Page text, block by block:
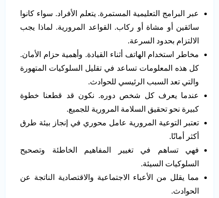
عبر البرامج التعليمية المستمرة. يتعلم الأفراد. سواء كانوا
سائقين أو مشاة أو ركاب. القواعد المرورية. لماذا يجب
الالتزام بحدود السرعة.
مخاطر استخدام الهاتف أثناء القيادة. وأهمية حزام الأمان.
كل هذه المعلومات تساعد في تقليل السلوكيات المتهورة
والتي تعد السبب الرئيسي للحوادث.
عندما يعرف كل شخص دوره. نكون قد قطعنا خطوة
كبيرة نحو تحقيق السلامة المرورية للجميع.
تعتبر التوعية المرورية عامل محوري في إنجاز بيئة طرق
أكثر أمانًا.
فهي تساهم في تغيير المفاهيم الخاطئة وتصحيح
السلوكيات السيئة.
مما يقلل من الأعباء الاجتماعية والاقتصادية الناتجة عن
الحوادث.